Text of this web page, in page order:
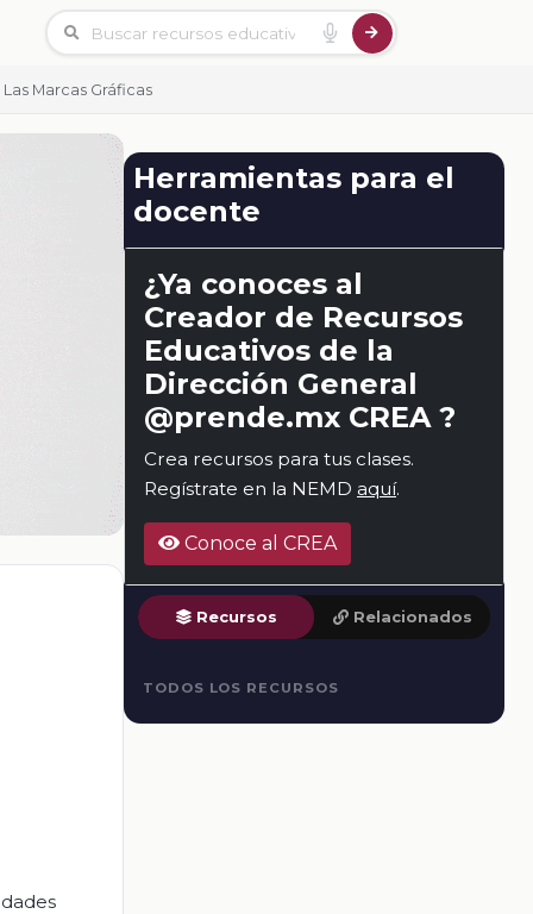
Marcas Gráficas
Herramientas para el
docente
¿Ya conoces al
Creador de Recursos
Educativos de la
Dirección General
@prende.mx CREA ?
Crea recursos para tus clases.
Regístrate en la NEMD aquí.
Conoce al CREA
Recursos Relacionados
TODOS LOS RECURSOS